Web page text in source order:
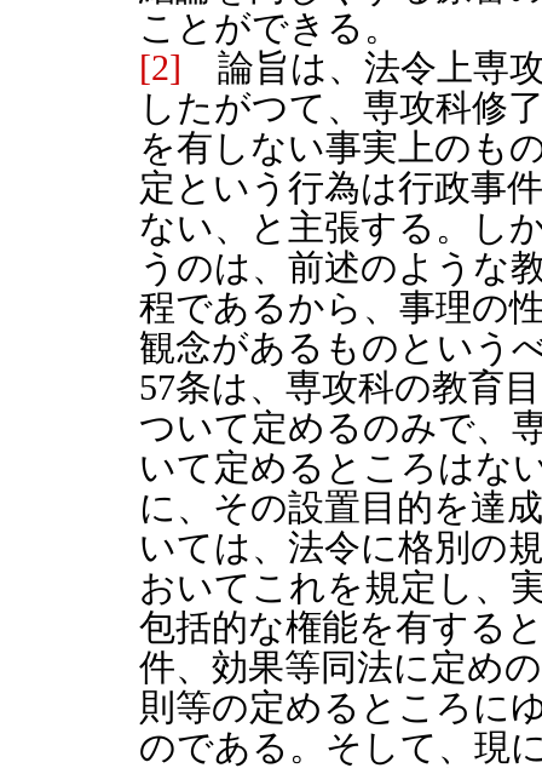
ことができる。
[2] 論旨は、法令上専
したがつて、専攻科修
を有しない事実上のも
定という行為は行政事
ない、と主張する。し
うのは、前述のような
程であるから、事理の
観念があるものという
57条は、専攻科の教育
ついて定めるのみで、
いて定めるところはな
に、その設置目的を達
いては、法令に格別の
おいてこれを規定し、
包括的な権能を有する
件、効果等同法に定め
則等の定めるところに
のである。そして、現